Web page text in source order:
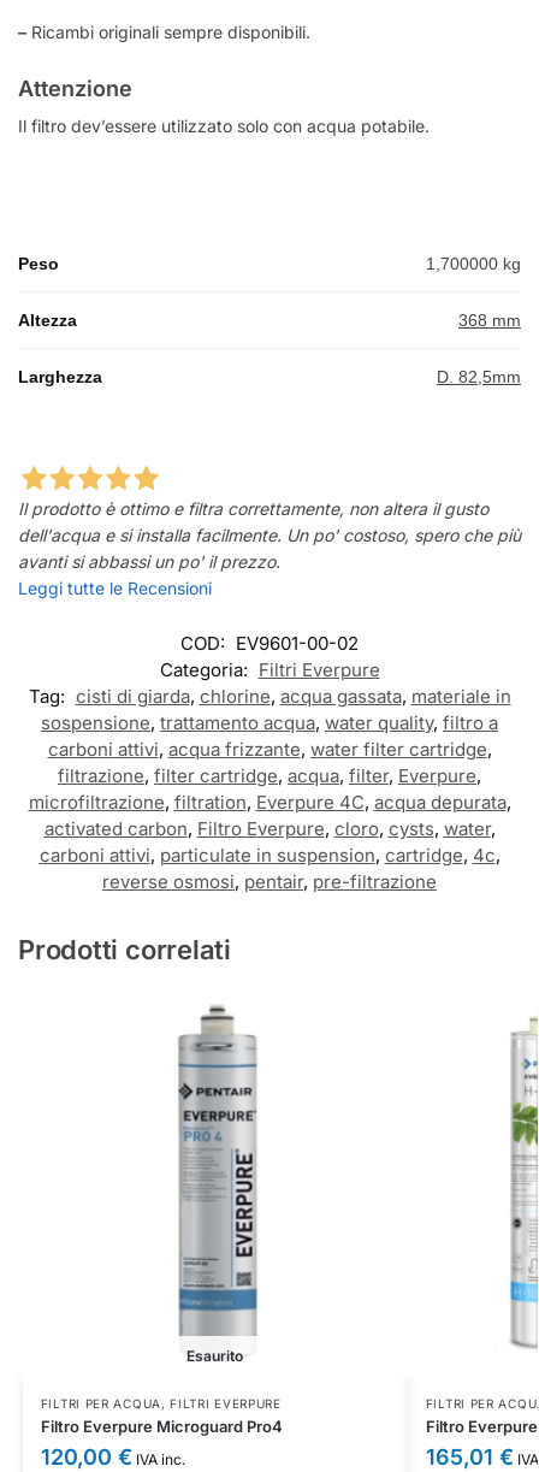
– Ricambi originali sempre disponibili.
Attenzione
Il filtro dev’essere utilizzato solo con acqua potabile.
Peso 1,700000 kg
Altezza 368 mm
Larghezza D. 82,5mm
Il prodotto è ottimo e filtra correttamente, non altera il gusto
dell'acqua e si installa facilmente. Un po' costoso, spero che più
avanti si abbassi un po' il prezzo.
Leggi tutte le Recensioni
COD: EV9601-00-02
Categoria: Filtri Everpure
Tag: cisti di giarda, chlorine, acqua gassata, materiale in
sospensione, trattamento acqua, water quality, filtro a
carboni attivi, acqua frizzante, water filter cartridge,
filtrazione, filter cartridge, acqua, filter, Everpure,
microfiltrazione, filtration, Everpure 4C, acqua depurata,
activated carbon, Filtro Everpure, cloro, cysts, water,
carboni attivi, particulate in suspension, cartridge, 4c,
reverse osmosi, pentair, pre-filtrazione
Prodotti correlati
Esaurito
FILTRI PER ACQUA , FILTRI EVERPURE
Filtro Everpure Microguard Pro4
120,00 € IVA inc.
FILTRI PER
Filtro
165,01 €